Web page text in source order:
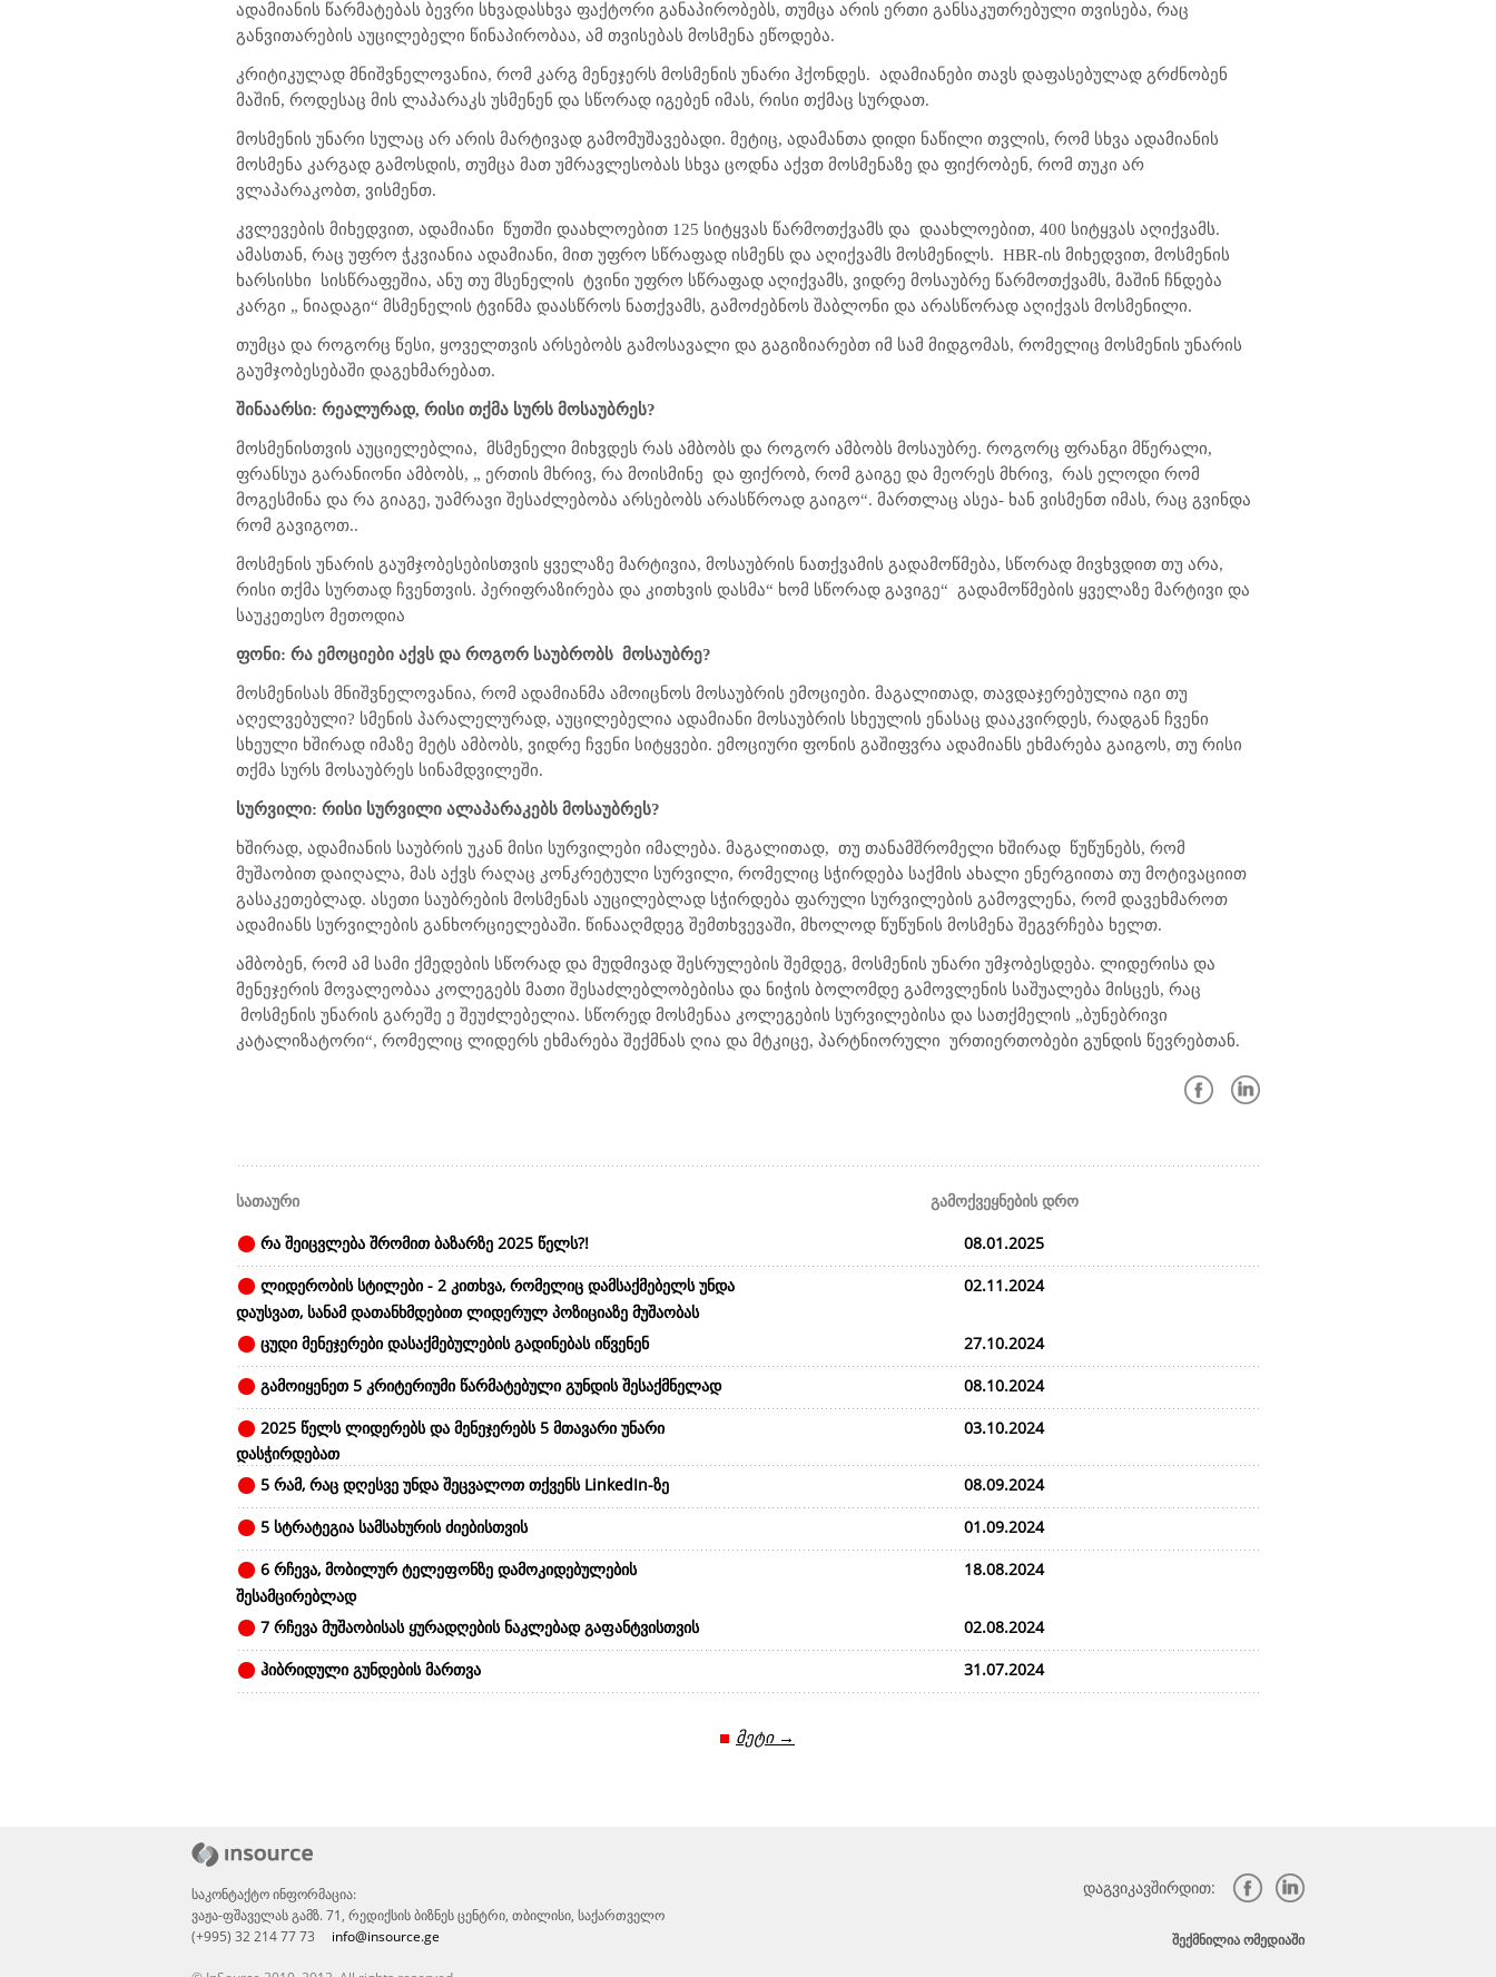
ადამიანის წარმატებას ბევრი სხვადასხვა ფაქტორი განაპირობებს, თუმცა არის ერთი განსაკუთრებული თვისება, რაც
განვითარების აუცილებელი წინაპირობაა, ამ თვისებას მოსმენა ეწოდება.
კრიტიკულად მნიშვნელოვანია, რომ კარგ მენეჯერს მოსმენის უნარი ჰქონდეს. ადამიანები თავს დაფასებულად გრძნობენ
მაშინ, როდესაც მის ლაპარაკს უსმენენ და სწორად იგებენ იმას, რისი თქმაც სურდათ.
მოსმენის უნარი სულაც არ არის მარტივად გამომუშავებადი. მეტიც, ადამანთა დიდი ნაწილი თვლის, რომ სხვა ადამიანის
მოსმენა კარგად გამოსდის, თუმცა მათ უმრავლესობას სხვა ცოდნა აქვთ მოსმენაზე და ფიქრობენ, რომ თუკი არ
ვლაპარაკობთ, ვისმენთ.
კვლევების მიხედვით, ადამიანი წუთში დაახლოებით 125 სიტყვას წარმოთქვამს და დაახლოებით, 400 სიტყვას აღიქვამს.
ამასთან, რაც უფრო ჭკვიანია ადამიანი, მით უფრო სწრაფად ისმენს და აღიქვამს მოსმენილს. HBR-ის მიხედვით, მოსმენის
ხარსისხი
სისწრაფეშია, ანუ თუ მსენელის ტვინი უფრო სწრაფად აღიქვამს, ვიდრე მოსაუბრე წარმოთქვამს, მაშინ ჩნდება
კარგი „ ნიადაგი“ მსმენელის ტვინმა დაასწროს ნათქვამს, გამოძებნოს შაბლონი და არასწორად აღიქვას მოსმენილი.
თუმცა და როგორც წესი, ყოველთვის არსებობს გამოსავალი და გაგიზიარებთ იმ სამ მიდგომას, რომელიც მოსმენის უნარის
გაუმჯობესებაში დაგეხმარებათ.
შინაარსი: რეალურად, რისი თქმა სურს მოსაუბრეს?
მოსმენისთვის აუციელებლია, მსმენელი მიხვდეს რას ამბობს და როგორ ამბობს მოსაუბრე. როგორც ფრანგი მწერალი,
ფრანსუა გარანიონი ამბობს, „ ერთის მხრივ, რა მოისმინე და ფიქრობ, რომ გაიგე და მეორეს მხრივ, რას ელოდი რომ
მოგესმინა და რა გიაგე, უამრავი შესაძლებობა არსებობს არასწროად გაიგო“. მართლაც ასეა- ხან ვისმენთ იმას, რაც გვინდა
რომ გავიგოთ..
მოსმენის უნარის გაუმჯობესებისთვის ყველაზე მარტივია, მოსაუბრის ნათქვამის გადამოწმება, სწორად მივხვდით თუ არა,
რისი თქმა სურთად ჩვენთვის. პერიფრაზირება და კითხვის დასმა“ ხომ სწორად გავიგე“ გადამოწმების ყველაზე მარტივი და
საუკეთესო მეთოდია
ფონი: რა ემოციები აქვს და როგორ საუბრობს მოსაუბრე?
მოსმენისას მნიშვნელოვანია, რომ ადამიანმა ამოიცნოს მოსაუბრის ემოციები. მაგალითად, თავდაჯერებულია იგი თუ
აღელვებული? სმენის პარალელურად, აუცილებელია ადამიანი მოსაუბრის სხეულის ენასაც დააკვირდეს, რადგან ჩვენი
სხეული ხშირად იმაზე მეტს ამბობს, ვიდრე ჩვენი სიტყვები. ემოციური ფონის გაშიფვრა ადამიანს ეხმარება გაიგოს, თუ რისი
თქმა სურს მოსაუბრეს სინამდვილეში.
სურვილი: რისი სურვილი ალაპარაკებს მოსაუბრეს?
ხშირად, ადამიანის საუბრის უკან მისი სურვილები იმალება. მაგალითად, თუ თანამშრომელი ხშირად წუწუნებს, რომ
მუშაობით დაიღალა, მას აქვს რაღაც კონკრეტული სურვილი, რომელიც სჭირდება საქმის ახალი ენერგიითა თუ მოტივაციით
გასაკეთებლად. ასეთი საუბრების მოსმენას აუცილებლად სჭირდება ფარული სურვილების გამოვლენა, რომ დავეხმაროთ
ადამიანს სურვილების განხორციელებაში. წინააღმდეგ შემთხვევაში, მხოლოდ წუწუნის მოსმენა შეგვრჩება ხელთ.
ამბობენ, რომ ამ სამი ქმედების სწორად და მუდმივად შესრულების შემდეგ, მოსმენის უნარი უმჯობესდება. ლიდერისა და
მენეჯერის მოვალეობაა კოლეგებს მათი შესაძლებლობებისა და ნიჭის ბოლომდე გამოვლენის საშუალება მისცეს, რაც
მოსმენის უნარის გარეშე ე შეუძლებელია. სწორედ მოსმენაა კოლეგების სურვილებისა და სათქმელის „ბუნებრივი
კატალიზატორი“, რომელიც ლიდერს ეხმარება შექმნას ღია და მტკიცე, პარტნიორული ურთიერთობები გუნდის წევრებთან.
სათაური
გამოქვეყნების დრო
რა შეიცვლება შრომით ბაზარზე 2025 წელს?!
08.01.2025
ლიდერობის სტილები - 2 კითხვა, რომელიც დამსაქმებელს უნდა
დაუსვათ, სანამ დათანხმდებით ლიდერულ პოზიციაზე მუშაობას
02.11.2024
ცუდი მენეჯერები დასაქმებულების გადინებას იწვენენ
27.10.2024
გამოიყენეთ 5 კრიტერიუმი წარმატებული გუნდის შესაქმნელად
08.10.2024
2025 წელს ლიდერებს და მენეჯერებს 5 მთავარი უნარი
დასჭირდებათ
03.10.2024
5 რამ, რაც დღესვე უნდა შეცვალოთ თქვენს LinkedIn-ზე
08.09.2024
5 სტრატეგია სამსახურის ძიებისთვის
01.09.2024
6 რჩევა, მობილურ ტელეფონზე დამოკიდებულების
შესამცირებლად
18.08.2024
7 რჩევა მუშაობისას ყურადღების ნაკლებად გაფანტვისთვის
02.08.2024
ჰიბრიდული გუნდების მართვა
31.07.2024
მეტი →
საკონტაქტო ინფორმაცია:
ვაჟა-ფშაველას გამზ. 71, რედიქსის ბიზნეს ცენტრი, თბილისი, საქართველო
(+995) 32 214 77 73 info@insource.ge
დაგვიკავშირდით:
ᲨᲔᲥᲛᲜᲘᲚᲘᲐ ᲝᲛᲔᲓᲘᲐᲨᲘ